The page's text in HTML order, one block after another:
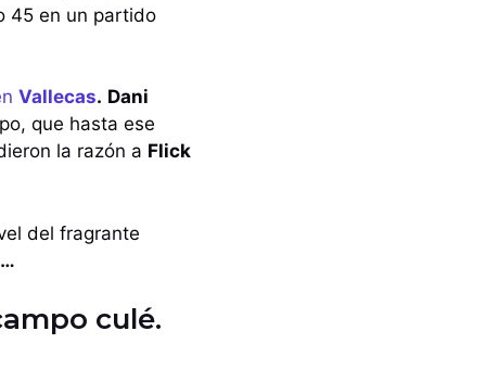
45 en un partido
Vallecas. Dani
que hasta ese
la razón a Flick
del fragrante
culé.